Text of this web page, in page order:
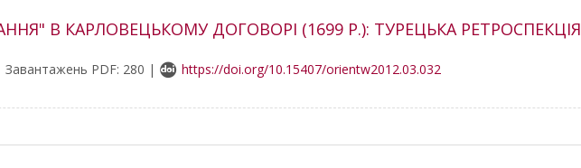
В КАРЛОВЕЦЬКОМУ ДОГОВОРІ (1699 P.): ТУРЕЦЬКА РЕТРОСПЕКЦІЯ
Завантажень PDF: 280 |
https://doi.org/10.15407/orientw2012.03.032